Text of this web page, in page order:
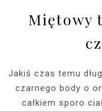
Miętowy
Jakiś czas temu
czarnego body o
całkiem sporo